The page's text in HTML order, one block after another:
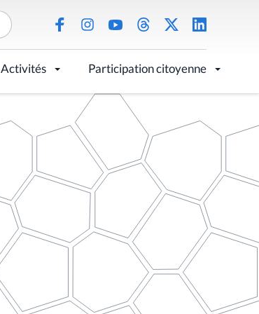
Activités Participation citoyenne